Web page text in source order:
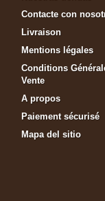
Contacte con
Livraison
Mentions légales
Conditions
Vente
A propos
Paiement sécurisé
Mapa del sitio